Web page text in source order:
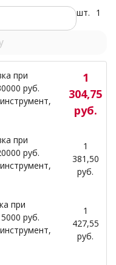
шт. 1
при
руб.
1
304,75
руб.
при
руб.
1
381,50
руб.
при
руб.
1
427,55
руб.